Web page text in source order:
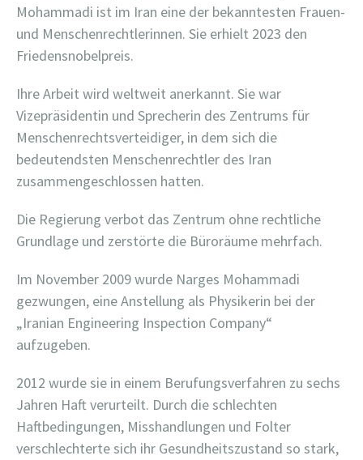
Mohammadi ist im Iran eine der bekanntesten Frauen-
und Menschenrechtlerinnen. Sie erhielt 2023 den
Friedensnobelpreis.
Ihre Arbeit wird weltweit anerkannt. Sie war
Vizepräsidentin und Sprecherin des Zentrums für
Menschenrechtsverteidiger, in dem sich die
bedeutendsten Menschenrechtler des Iran
zusammengeschlossen hatten.
Die Regierung verbot das Zentrum ohne rechtliche
Grundlage und zerstörte die Büroräume mehrfach.
Im November 2009 wurde Narges Mohammadi
gezwungen, eine Anstellung als Physikerin bei der
„Iranian Engineering Inspection Company“
aufzugeben.
2012 wurde sie in einem Berufungsverfahren zu sechs
Jahren Haft verurteilt. Durch die schlechten
Haftbedingungen, Misshandlungen und Folter
verschlechterte sich ihr Gesundheitszustand so stark,